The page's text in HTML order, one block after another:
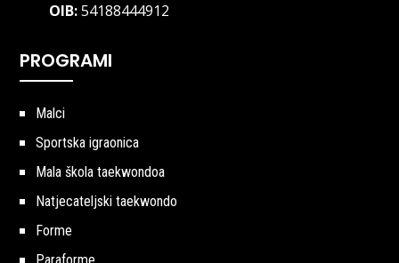
OIB:54188444912
PROGRAMI
Malci
Sportska igraonica
Mala škola taekwondoa
Natjecateljski taekwondo
Forme